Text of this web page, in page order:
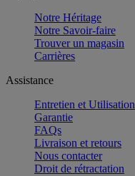
Notre Héritage
Notre Savoir-faire
Trouver un magasin
Carrières
Assistance
Entretien et Utilisation
Garantie
FAQs
Livraison et retours
Nous contacter
Droit de rétractation